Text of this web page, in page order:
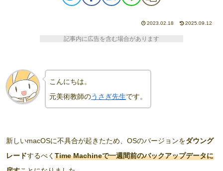
2023.02.18 2025.09.12
記事内に広告を含む場合があります
こんにちは。
元美術教師のうさぎ先生です。
新しいmacOSに不具合が起きたため、OSのバージョンをダウング
レードするべく Time Machineで一週間前のバックアップデータに